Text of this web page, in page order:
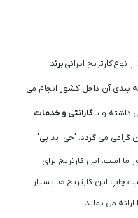
کارتریج ایرانیبرند
بندی آن داخل کشور انجام می
داشته و باگارانتی و خدمات
گرامی می گردد. "جی اند بی"
ما است. این کارتریج برای
چاپ این کارتریج ها بسیار
می نماید.